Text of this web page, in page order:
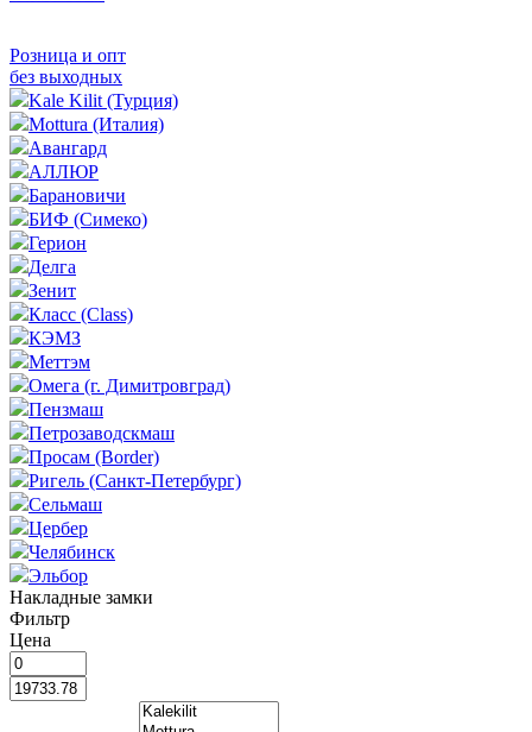
Розница и опт
без выходных
Kale Kilit (Турция)
Mottura (Италия)
Авангард
АЛЛЮР
Барановичи
БИФ (Симеко)
Герион
Делга
Зенит
Класс (Class)
КЭМЗ
Меттэм
Омега (г. Димитровград)
Пензмаш
Петрозаводскмаш
Просам (Border)
Ригель (Санкт-Петербург)
Сельмаш
Цербер
Челябинск
Эльбор
Накладные замки
Фильтр
Цена